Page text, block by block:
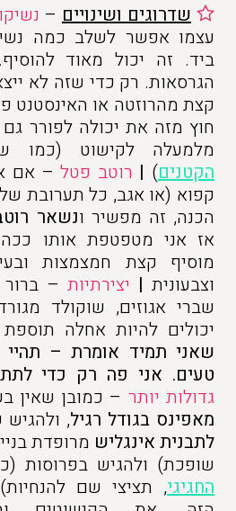
שדרוגים ושינויים –
עצמו אפשר לשלב כמה
ביד. זה יכול מאוד
הגרסאות. רק כדי שזה לא
קצת מהרוזטה או האינסטנט
חוץ מזה את יכולה לפורר
מלמעלה לקישוט (כמו
הקטנים)
| רוטב פטל– אם
קפוא (או אגב, כל תערובת
הכנה, זה מפשיר ונשאר
אז אני מטפטפת אותו
מוסיף קצת חמצמצות
וצבעונית | יצירתיות – ברור
שברי אגוזים, שוקולד
יכולים להיות אחלה
שאני תמיד אומרת – תהיי
טעים. אני פה רק כדי
גדולות יותר – כמובן שאין
מאפינס בגודל רגיל, ולהגיש
לתבנית אינגליש מרופדת
שופכת) ולהגיש בפרוסות
החגיגי, תציצי שם